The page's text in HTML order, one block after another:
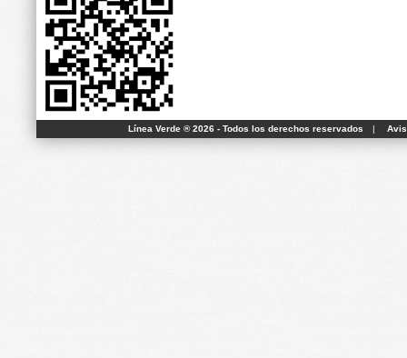
Línea Verde ® 2026 - Todos los derechos reservados |